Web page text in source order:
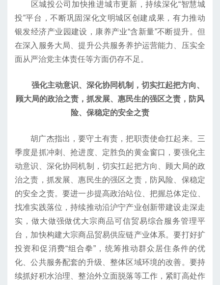
区城投公司加快推进城市更新，持续深化“智慧城
投”平台，不断巩固深化文明城区创建成果，有力推动
银发经济产业园建设，康养产业“含新量”不断提升。但
在深入服务大局、提升公共服务养护运营能力、压实全
面从严治党主体责任等方面仍存不足。
强化主动意识、深化协同机制，切实扛起把方向、
顾大局的政治之责，抓发展、惠民生的强区之责，防风
险、保稳定的安全之责
胡广杰指出，要守土有责，把职责使命扛起来。三
季度是抓冲刺、抢进度、定胜负的黄金窗口，要强化主
动意识、深化协同机制，切实扛起把方向、顾大局的政
治之责，抓发展、惠民生的强区之责，防风险、保稳定
的安全之责。要进一步提高政治站位、把握总体定位、
找准实践落位，持续推动沿沪宁产业创新带建设走深走
实，做大做强做优大宗商品可信贸易综合服务管理平
台，加快构建大宗商品贸易供应链产业体系。要打好扩
投资和促消费“组合拳”，统筹推动群众居住条件的优
化、公共服务配套的升级、整体区域环境的改善。要持
续抓好积水治理、整治外立面脱落等工作，紧盯高处作